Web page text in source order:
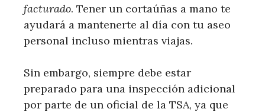
facturado. Tener un cortaúñas a mano te
ayudará a mantenerte al día con tu aseo
personal incluso mientras viajas.
Sin embargo, siempre debe estar
preparado para una inspección adicional
por parte de un oficial de la TSA, ya que